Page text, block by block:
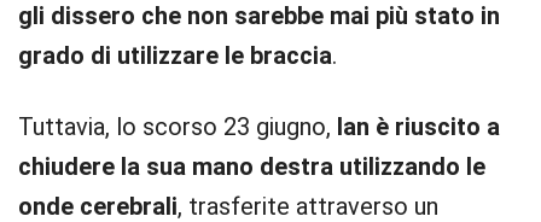
gli dissero che non sarebbe mai più stato in
grado di utilizzare le braccia.
Tuttavia, lo scorso 23 giugno, Ian è riuscito a
chiudere la sua mano destra utilizzando le
onde cerebrali, trasferite attraverso un